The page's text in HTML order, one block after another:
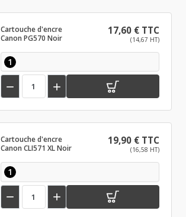
Cartouche d'encre
Canon PG570 Noir
17,60 € TTC
(14,67 HT)
1
 
Cartouche d'encre
Canon CLI571 XL Noir
19,90 € TTC
(16,58 HT)
1
 